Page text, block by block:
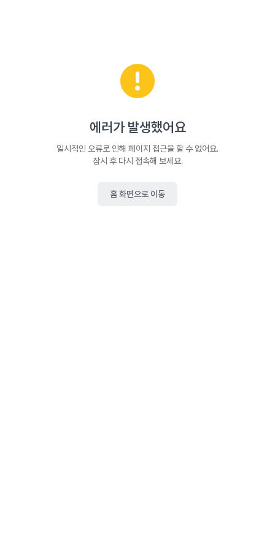
에러가 발생했어요
일시적인 오류로 인해 페이지 접근을 할 수 없어요.
잠시 후 다시 접속해 보세요.
홈 화면으로 이동